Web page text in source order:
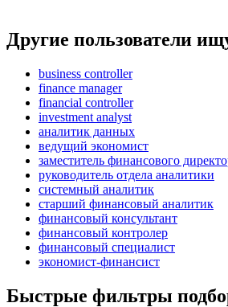
Другие пользователи
business controller
finance manager
financial controller
investment analyst
аналитик данных
ведущий экономист
заместитель финансового
руководитель отдела аналитики
системный аналитик
старший финансовый аналитик
финансовый консультант
финансовый контролер
финансовый специалист
экономист-финансист
Быстрые фильтры